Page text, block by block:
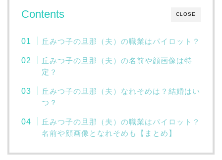
CLOSE
Contents
丘みつ子の旦那（夫）の職業はパイロット？
丘みつ子の旦那（夫）の名前や顔画像は特
定？
丘みつ子の旦那（夫）なれそめは？結婚はい
つ？
丘みつ子の旦那（夫）の職業はパイロット？
名前や顔画像となれそめも【まとめ】